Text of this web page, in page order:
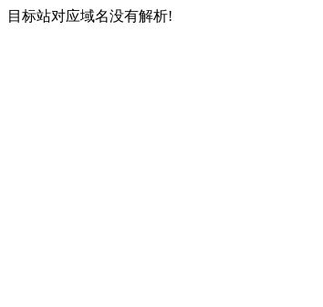
目标站对应域名没有解析!